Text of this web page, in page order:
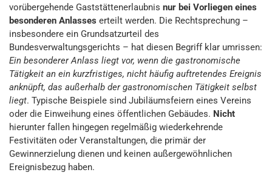
vorübergehende Gaststättenerlaubnis nur bei Vorliegen eines
besonderen Anlasses erteilt werden. Die Rechtsprechung –
insbesondere ein Grundsatzurteil des
Bundesverwaltungsgerichts – hat diesen Begriff klar umrissen:
Ein besondererAnlass liegt vor, wenn die gastronomische
Tätigkeit an ein kurzfristiges, nicht häufig auftretendes Ereignis
anknüpft, das außerhalb der gastronomischen Tätigkeit selbst
liegt. Typische Beispiele sind Jubiläumsfeiern eines Vereins
oder die Einweihung eines öffentlichen Gebäudes. Nicht
hierunter fallen hingegen regelmäßig wiederkehrende
Festivitäten oder Veranstaltungen, die primär der
Gewinnerzielung dienen und keinen außergewöhnlichen
Ereignisbezug haben.